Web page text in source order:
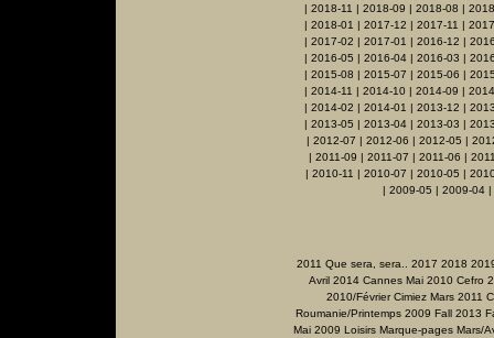
| 2018-11 | 2018-09 | 2018-08 |
| 2018-01 | 2017-12 | 2017-11 |
| 2017-02 | 2017-01 | 2016-12 |
| 2016-05 | 2016-04 | 2016-03 |
| 2015-08 | 2015-07 | 2015-06 |
| 2014-11 | 2014-10 | 2014-09 |
| 2014-02 | 2014-01 | 2013-12 |
| 2013-05 | 2013-04 | 2013-03 |
| 2012-07 | 2012-06 | 2012-05 |
| 2011-09 | 2011-07 | 2011-06 |
| 2010-11 | 2010-07 | 2010-05 |
| 2009-05 | 2009-04 |
2011 Que sera, sera.. 2017 2018
Avril 2014 Cannes Mai 2010 Cefro
2010/Février Cimiez Mars 2011
Roumanie/Printemps 2009 Fall 2013
Mai 2009 Loisirs Marque-pages Mars/